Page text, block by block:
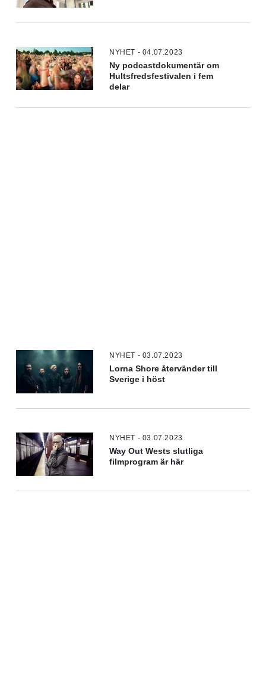
NYHET - 04.07.2023
Ny podcastdokumentär om
Hultsfredsfestivalen i fem
delar
NYHET - 03.07.2023
Lorna Shore återvänder till
Sverige i höst
NYHET - 03.07.2023
Way Out Wests slutliga
filmprogram är här